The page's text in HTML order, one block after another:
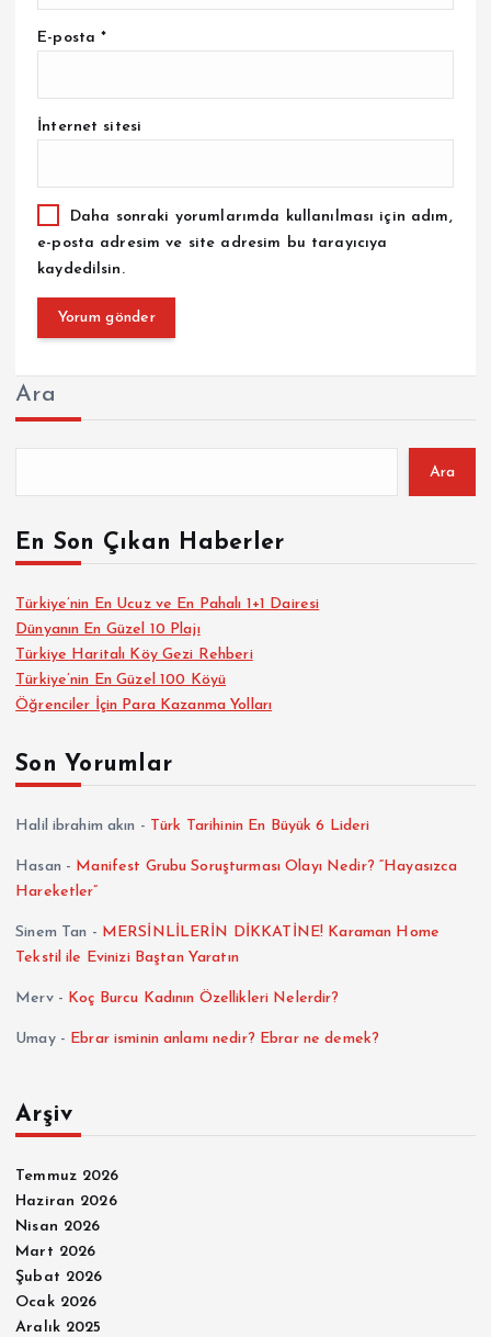
E-posta*
İnternet sitesi
Daha sonraki yorumlarımda kullanılması için adım,
e-posta adresim ve site adresim bu tarayıcıya
kaydedilsin.
Ara
Ara
En Son Çıkan Haberler
Türkiye’nin En Ucuz ve En Pahalı 1+1 Dairesi
Dünyanın En Güzel 10 Plajı
Türkiye Haritalı Köy Gezi Rehberi
Türkiye’nin En Güzel 100 Köyü
Öğrenciler İçin Para Kazanma Yolları
Son Yorumlar
Halil ibrahim akın - Türk Tarihinin En Büyük 6 Lideri
Hasan - Manifest Grubu Soruşturması Olayı Nedir? “Hayasızca
Hareketler”
Sinem Tan - MERSİNLİLERİN DİKKATİNE! Karaman Home
Tekstil ile Evinizi Baştan Yaratın
Merv- Koç Burcu Kadının Özellikleri Nelerdir?
Umay- Ebrar isminin anlamı nedir? Ebrar ne demek?
Arşiv
Temmuz 2026
Haziran 2026
Nisan 2026
Mart 2026
Şubat 2026
Ocak 2026
Aralık 2025